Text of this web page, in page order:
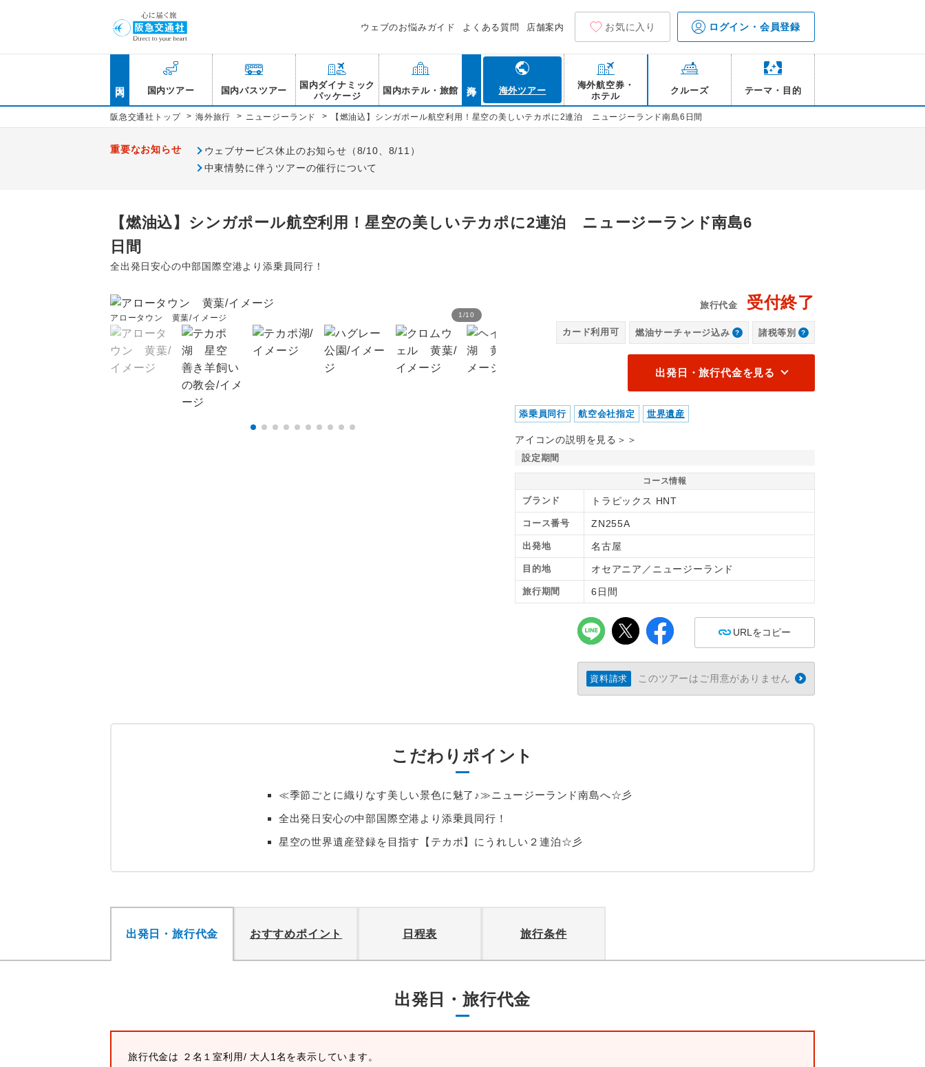
ウェブのお悩みガイド よくある質問 店舗案内 お気に入り ログイン・会員登録
国内ツアー 国内バスツアー
国内ダイナミック
パッケージ
国内ホテル・旅館 海外ツアー
海外航空券・
ホテル
クルーズ テーマ・目的
阪急交通社トップ > 海外旅行 > ニュージーランド > 【燃油込】シンガポール航空利用！星空の美しいテカポに2連泊 ニュージーランド南島6日間
重要なお知らせ
ウェブサービス休止のお知らせ（8/10、8/11）
中東情勢に伴うツアーの催行について
【燃油込】シンガポール航空利用！星空の美しいテカポに2連泊 ニュージーランド南島6
日間
全出発日安心の中部国際空港より添乗員同行！
1 /10
アロータウン 黄葉/イメージ
旅行代金 受付終了
カード利用可 燃油サーチャージ込み 諸税等別
出発日・旅行代金を見る
添乗員同行 航空会社指定 世界遺産
アイコンの説明を見る＞＞
設定期間
コース情報
ブランド トラピックス HNT
コース番号 ZN255A
出発地 名古屋
目的地 オセアニア／ニュージーランド
旅行期間 6日間
URLをコピー
資料請求 このツアーはご用意がありません
こだわりポイント
≪季節ごとに織りなす美しい景色に魅了♪≫ニュージーランド南島へ☆彡
全出発日安心の中部国際空港より添乗員同行！
星空の世界遺産登録を目指す【テカポ】にうれしい２連泊☆彡
出発日・旅行代金 おすすめポイント 日程表 旅行条件
出発日・旅行代金
旅行代金は ２名１室利用/ 大人1名を表示しています。